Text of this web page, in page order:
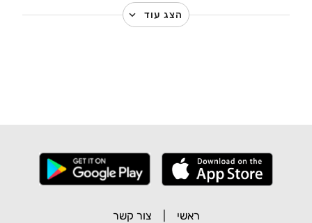
הצג עוד
ראשי צור קשר